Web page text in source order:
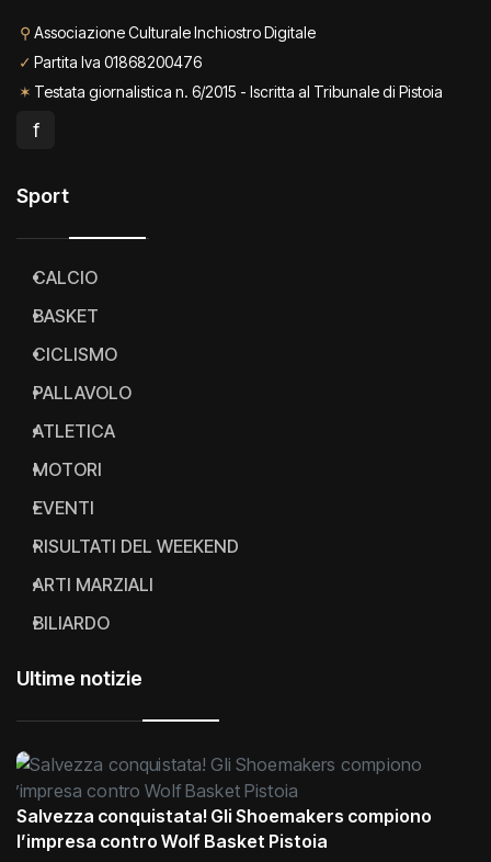
⚲ Associazione Culturale Inchiostro Digitale
✓ Partita Iva 01868200476
✶ Testata giornalistica n. 6/2015 - Iscritta al Tribunale di Pistoia
f
Sport
CALCIO
BASKET
CICLISMO
PALLAVOLO
ATLETICA
MOTORI
EVENTI
RISULTATI DEL WEEKEND
ARTI MARZIALI
BILIARDO
Ultime notizie
Salvezza conquistata! Gli Shoemakers compiono
l’impresa contro Wolf Basket Pistoia